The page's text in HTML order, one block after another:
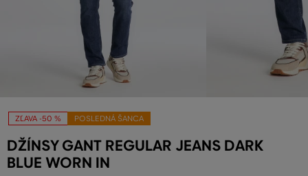
ZĽAVA -50 % POSLEDNÁ ŠANCA
DŽÍNSY GANT REGULAR JEANS DARK
BLUE WORN IN